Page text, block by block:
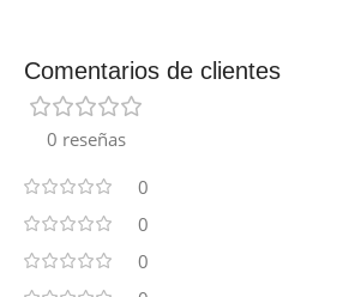
Comentarios de clientes
0 reseñas
0
0
0